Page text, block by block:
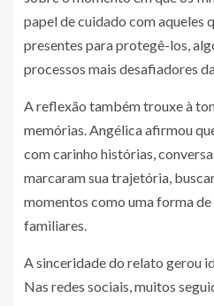
papel de cuidado com aqueles
presentes para protegê-los,
processos mais desafiadores
A reflexão também trouxe à
memórias. Angélica afirmou
com carinho histórias,
marcaram sua trajetória,
momentos como uma forma
familiares.
A sinceridade do relato gerou
Nas redes sociais, muitos